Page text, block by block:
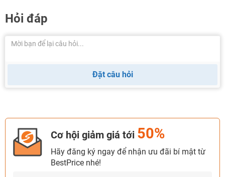
Hỏi đáp
Đặt câu hỏi
Cơ hội giảm giá tới 50%
Hãy đăng ký ngay để nhận ưu đãi bí mật từ
BestPrice nhé!